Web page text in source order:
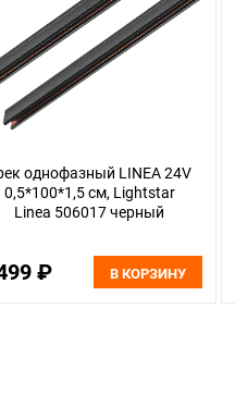
однофазный LINEA 24V
0,5*100*1,5 см, Lightstar
Linea 506017 черный
₽ В КОРЗИНУ